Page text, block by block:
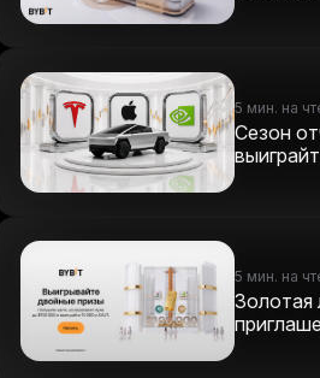
5 мин. на
Сезон
5 мин. на
Золотая